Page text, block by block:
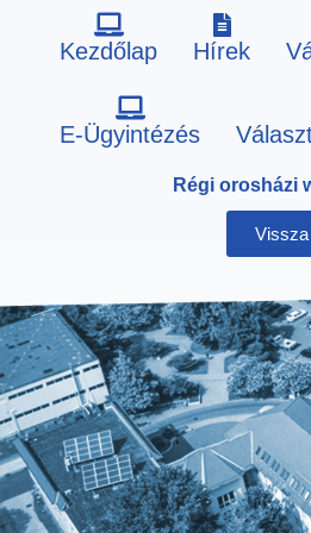
Kezdőlap Hírek
E-Ügyintézés
Régi orosházi
Vissza